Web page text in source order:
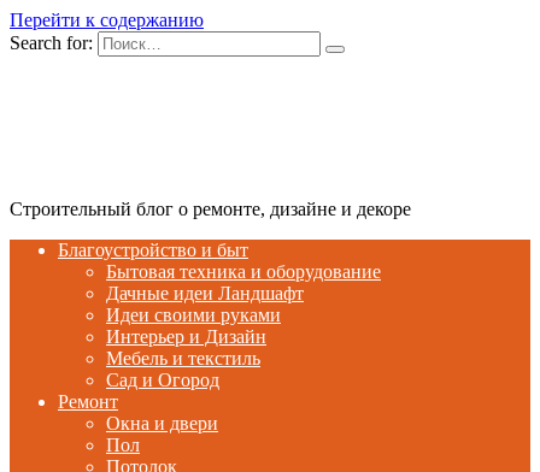
Перейти к содержанию
Search for:
Строительный блог о ремонте, дизайне и декоре
Благоустройство и быт
Бытовая техника и оборудование
Дачные идеи Ландшафт
Идеи своими руками
Интерьер и Дизайн
Мебель и текстиль
Сад и Огород
Ремонт
Окна и двери
Пол
Потолок